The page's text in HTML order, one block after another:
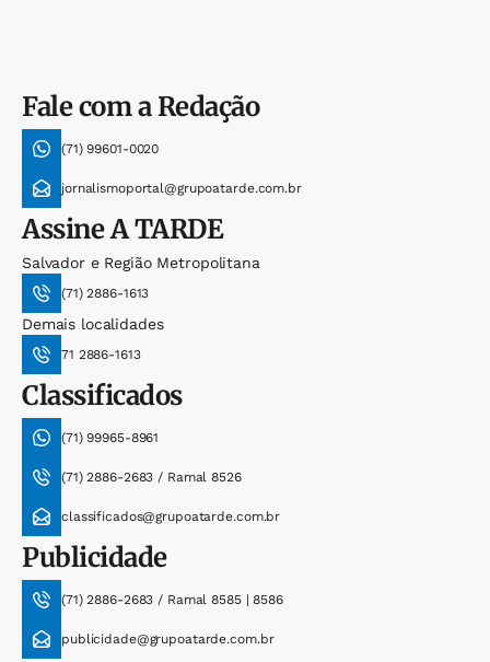
Fale com a Redação
(71) 99601-0020
jornalismoportal@grupoatarde.com.br
AssineA TARDE
Salvador e Região Metropolitana
(71) 2886-1613
Demais localidades
71 2886-1613
Classificados
(71) 99965-8961
(71) 2886-2683 / Ramal 8526
classificados@grupoatarde.com.br
Publicidade
(71) 2886-2683 / Ramal 8585 | 8586
publicidade@grupoatarde.com.br